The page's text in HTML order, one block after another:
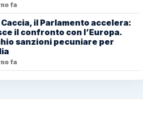
fa
Caccia, il Parlamento accelera:
il confronto con l’Europa.
sanzioni pecuniare per
fa